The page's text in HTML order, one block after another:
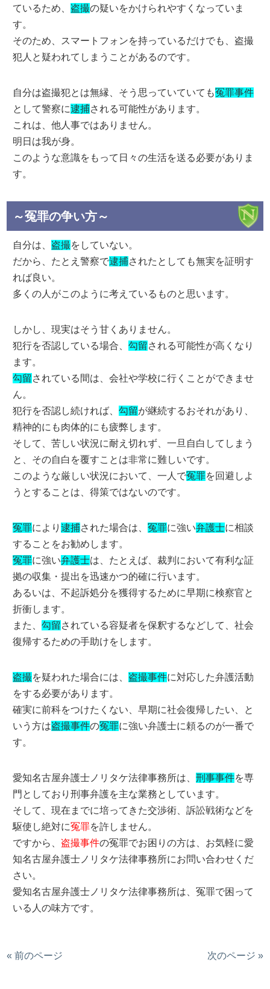
ているため、 盗撮の疑いをかけられやすくなっていま
す。
そのため、スマートフォンを持っているだけでも、盗撮
犯人と疑われてしまうことがあるのです。
自分は盗撮犯とは無縁、そう思っていていても冤罪事件
として警察に逮捕される可能性があります。
これは、他人事ではありません。
明日は我が身。
このような意識をもって日々の生活を送る必要がありま
す。
～冤罪の争い方～
自分は、 盗撮をしていない。
だから、たとえ警察で逮捕されたとしても無実を証明す
れば良い。
多くの人がこのように考えているものと思います。
しかし、現実はそう甘くありません。
犯行を否認している場合、勾留 される可能性が高くなり
ます。
勾留 されている間は、会社や学校に行くことができませ
ん。
犯行を否認し続ければ、勾留が継続するおそれがあり、
精神的にも肉体的にも疲弊します。
そして、苦しい状況に耐え切れず、一旦自白してしまう
と、その自白を覆すことは非常に難しいです。
このような厳しい状況において、一人で冤罪を回避しよ
うとすることは、得策ではないのです。
冤罪により逮捕された場合は、冤罪に強い弁護士に相談
することをお勧めします。
冤罪に強い弁護士は、たとえば、裁判において有利な証
拠の収集・提出を迅速かつ的確に行います。
あるいは、不起訴処分を獲得するために早期に検察官と
折衝します。
また、勾留 されている容疑者を保釈するなどして、社会
復帰するための手助けをします。
盗撮を疑われた場合には、 盗撮事件に対応した弁護活動
をする必要があります。
確実に前科をつけたくない、早期に社会復帰したい、と
いう方は盗撮事件の冤罪に強い弁護士に頼るのが一番で
す。
愛知名古屋弁護士ノリタケ法律事務所は、刑事事件を専
門としており刑事弁護を主な業務としています。
そして、現在までに培ってきた交渉術、訴訟戦術などを
駆使し絶対に冤罪を許しません。
ですから、 盗撮事件の冤罪でお困りの方は、お気軽に愛
知名古屋弁護士ノリタケ法律事務所にお問い合わせくだ
さい。
愛知名古屋弁護士ノリタケ法律事務所は、冤罪で困って
いる人の味方です。
« 前のページ 次のページ »